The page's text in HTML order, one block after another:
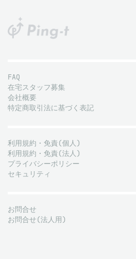
FAQ
在宅スタッフ募集
会社概要
特定商取引法に基づく表記
利用規約・免責(個人)
利用規約・免責(法人)
プライバシーポリシー
セキュリティ
お問合せ
お問合せ(法人用)